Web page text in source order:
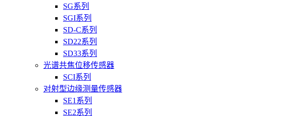
SG系列
SGI系列
SD-C系列
SD22系列
SD33系列
光谱共焦位移传感器
SCI系列
对射型边缘测量传感器
SE1系列
SE2系列